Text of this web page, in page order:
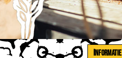
INFORMATIE